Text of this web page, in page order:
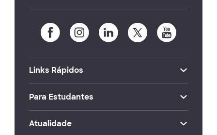
Links Rápidos
Para Estudantes
Atualidade